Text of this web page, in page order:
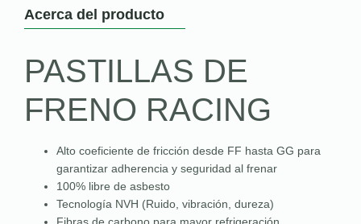
Acerca del producto
PASTILLAS DE
FRENO RACING
Alto coeficiente de fricción desde FF hasta GG para
garantizar adherencia y seguridad al frenar
100% libre de asbesto
Tecnología NVH (Ruido, vibración, dureza)